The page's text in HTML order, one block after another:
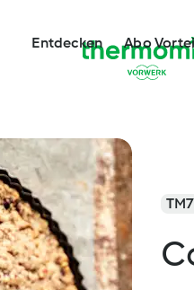
Entdecken Abo
TM7